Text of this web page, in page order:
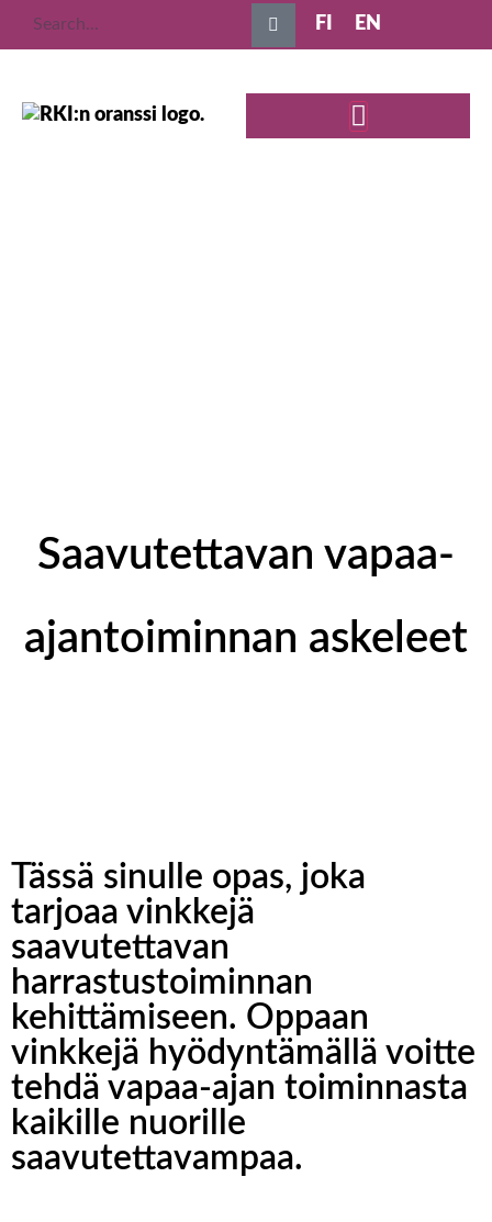
FI EN
Saavu­tettavan vapaa-
ajan­toimin­nan aske­leet
Tässä sinulle opas, joka
tarjoaa vinkkejä
saavutettavan
harrastustoiminnan
kehittämiseen. Oppaan
vinkkejä hyödyntämällä voitte
tehdä vapaa-ajan toiminnasta
kaikille nuorille
saavutettavampaa.